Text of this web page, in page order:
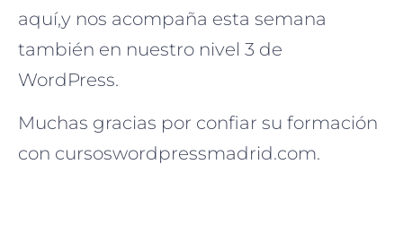
aquí,y nos acompaña esta semana
también en nuestro nivel 3 de
WordPress.
Muchas gracias por confiar su formación
con cursoswordpressmadrid.com.